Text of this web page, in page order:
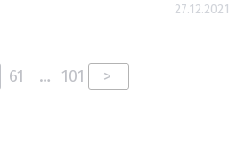
27.12.2021
61 … 101 >